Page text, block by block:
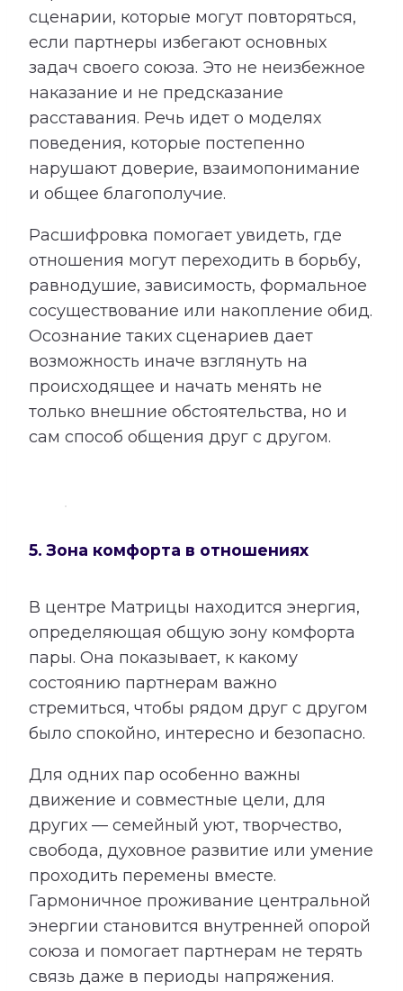
сценарии, которые могут повторяться,
если партнеры избегают основных
задач своего союза. Это не неизбежное
наказание и не предсказание
расставания. Речь идет о моделях
поведения, которые постепенно
нарушают доверие, взаимопонимание
и общее благополучие.
Расшифровка помогает увидеть, где
отношения могут переходить в борьбу,
равнодушие, зависимость, формальное
сосуществование или накопление обид.
Осознание таких сценариев дает
возможность иначе взглянуть на
происходящее и начать менять не
только внешние обстоятельства, но и
сам способ общения друг с другом.
5. Зона комфорта в отношениях
В центре Матрицы находится энергия,
определяющая общую зону комфорта
пары. Она показывает, к какому
состоянию партнерам важно
стремиться, чтобы рядом друг с другом
было спокойно, интересно и безопасно.
Для одних пар особенно важны
движение и совместные цели, для
других — семейный уют, творчество,
свобода, духовное развитие или умение
проходить перемены вместе.
Гармоничное проживание центральной
энергии становится внутренней опорой
союза и помогает партнерам не терять
связь даже в периоды напряжения.